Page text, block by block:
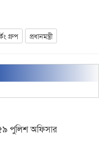
গ্রুপ প্রধানমন্ত্রী
পুলিশ অফিসার